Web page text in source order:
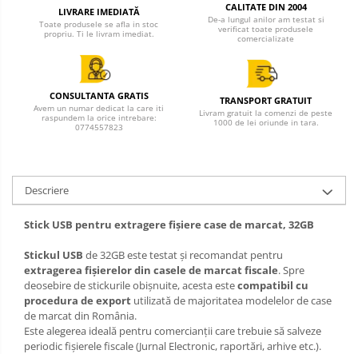
LIVRARE IMEDIATĂ
Toate produsele se afla in stoc
propriu. Ti le livram imediat.
CALITATE DIN 2004
De-a lungul anilor am testat si
verificat toate produsele
comercializate
CONSULTANTA GRATIS
Avem un numar dedicat la care iti
raspundem la orice intrebare:
0774557823
TRANSPORT GRATUIT
Livram gratuit la comenzi de peste
1000 de lei oriunde in tara.
Descriere
Stick USB pentru extragere fișiere case de marcat, 32GB
Stickul USB de 32GB este testat și recomandat pentru
extragerea fișierelor din casele de marcat fiscale. Spre
deosebire de stickurile obișnuite, acesta estecompatibil cu
procedura de export utilizată de majoritatea modelelor de case
de marcat din România.
Este alegerea ideală pentru comercianții care trebuie să salveze
periodic fișierele fiscale (Jurnal Electronic, raportări, arhive etc.).